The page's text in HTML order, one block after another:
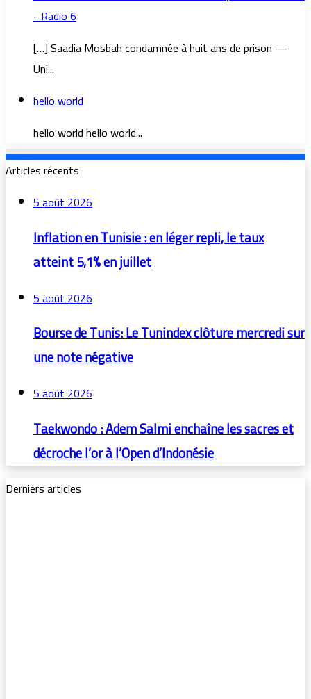
- Radio 6
[…] Saadia Mosbah condamnée à huit ans de prison —
Uni...
hello world
hello world hello world...
Articles récents
5 août 2026
Inflation en Tunisie : en léger repli, le taux
atteint 5,1% en juillet
5 août 2026
Bourse de Tunis: Le Tunindex clôture mercredi sur
une note négative
5 août 2026
Taekwondo : Adem Salmi enchaîne les sacres et
décroche l’or à l’Open d’Indonésie
Derniers articles